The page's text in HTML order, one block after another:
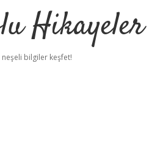
Hikayeler
bilgiler keşfet!